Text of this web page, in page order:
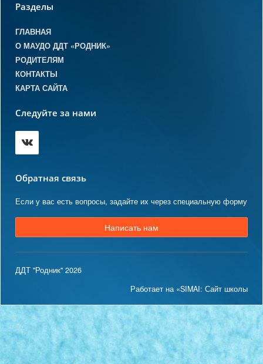
Разделы
ГЛАВНАЯ
О МАУДО ДДТ «РОДНИК»
РОДИТЕЛЯМ
КОНТАКТЫ
КАРТА САЙТА
Следуйте за нами
Обратная связь
Если у вас есть вопросы, задайте их через специальную форму
Написать нам
ДДТ "Родник" 2026
Работает на «SIMAI: Сайт школы